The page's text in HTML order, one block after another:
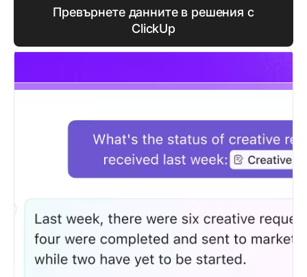
Превърнете данните в решения с
ClickUp